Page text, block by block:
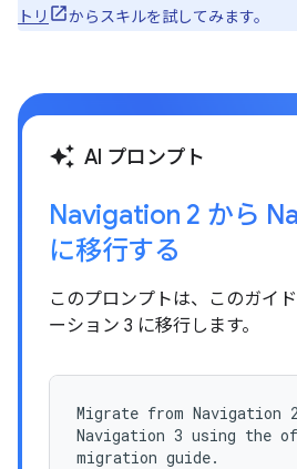
トリ
からスキルを試してみます。
auto_awesome AI プロンプト
Navigation 2 から
に移行する
このプロンプトは、このガイ
ーション 3 に移行します。
Migrate from Navigation
Navigation 3 using the
migration guide.